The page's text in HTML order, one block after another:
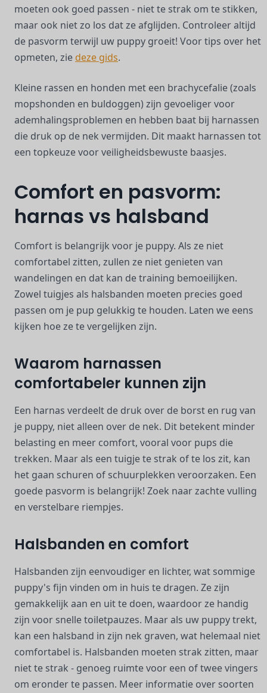
moeten ook goed passen - niet te strak om te stikken,
maar ook niet zo los dat ze afglijden. Controleer altijd
de pasvorm terwijl uw puppy groeit! Voor tips over het
opmeten, zie deze gids.
Kleine rassen en honden met een brachycefalie (zoals
mopshonden en buldoggen) zijn gevoeliger voor
ademhalingsproblemen en hebben baat bij harnassen
die druk op de nek vermijden. Dit maakt harnassen tot
een topkeuze voor veiligheidsbewuste baasjes.
Comfort en pasvorm:
harnas vs halsband
Comfort is belangrijk voor je puppy. Als ze niet
comfortabel zitten, zullen ze niet genieten van
wandelingen en dat kan de training bemoeilijken.
Zowel tuigjes als halsbanden moeten precies goed
passen om je pup gelukkig te houden. Laten we eens
kijken hoe ze te vergelijken zijn.
Waarom harnassen
comfortabeler kunnen zijn
Een harnas verdeelt de druk over de borst en rug van
je puppy, niet alleen over de nek. Dit betekent minder
belasting en meer comfort, vooral voor pups die
trekken. Maar als een tuigje te strak of te los zit, kan
het gaan schuren of schuurplekken veroorzaken. Een
goede pasvorm is belangrijk! Zoek naar zachte vulling
en verstelbare riempjes.
Halsbanden en comfort
Halsbanden zijn eenvoudiger en lichter, wat sommige
puppy's fijn vinden om in huis te dragen. Ze zijn
gemakkelijk aan en uit te doen, waardoor ze handig
zijn voor snelle toiletpauzes. Maar als uw puppy trekt,
kan een halsband in zijn nek graven, wat helemaal niet
comfortabel is. Halsbanden moeten strak zitten, maar
niet te strak - genoeg ruimte voor een of twee vingers
om eronder te passen. Meer informatie over soorten